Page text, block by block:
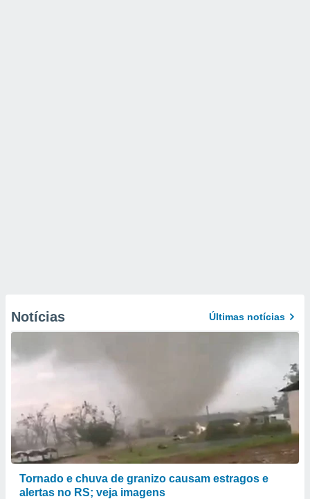
Notícias Últimas notícias
Tornado e chuva de granizo causam estragos e
alertas no RS; veja imagens